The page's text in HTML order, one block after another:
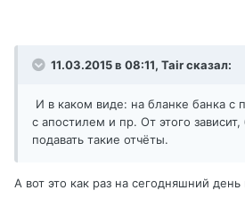
11.03.2015 в 08:11, Tair сказал:
И в каком виде: на бланке банка с
с апостилем и пр. От этого
подавать такие отчёты.
А вот это как раз на сегодняшний день